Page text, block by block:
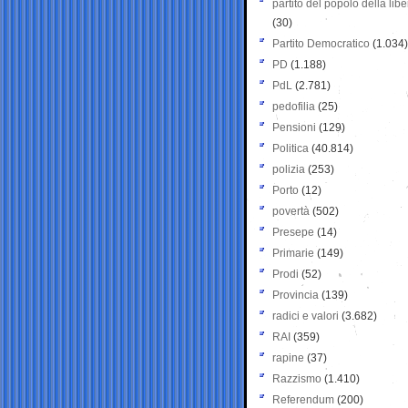
partito del popolo della
(30)
Partito Democratico (1.034)
PD (1.188)
PdL (2.781)
pedofilia (25)
Pensioni (129)
Politica (40.814)
polizia (253)
Porto (12)
povertà (502)
Presepe (14)
Primarie (149)
Prodi (52)
Provincia (139)
radici e valori (3.682)
RAI (359)
rapine (37)
Razzismo (1.410)
Referendum (200)